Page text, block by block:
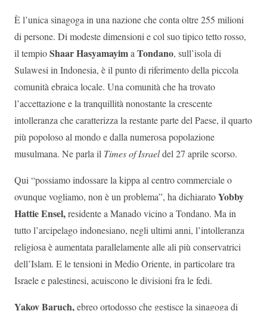
È l’unica sinagoga in una nazione che conta oltre 255 milioni
di persone. Di modeste dimensioni e col suo tipico tetto rosso,
il tempioShaar Hasyamayima Tondano, sull’isola di
Sulawesi in Indonesia, è il punto di riferimento della piccola
comunità ebraica locale. Una comunità che ha trovato
l’accettazione e la tranquillità nonostante la crescente
intolleranza che caratterizza la restante parte del Paese, il quarto
più popoloso al mondo e dalla numerosa popolazione
musulmana. Ne parla il Times of Israeldel 27 aprile scorso.
Qui “possiamo indossare la kippa al centro commerciale o
ovunque vogliamo, non è un problema”, ha dichiaratoYobby
Hattie Ensel,residente a Manado vicino a Tondano. Ma in
tutto l’arcipelago indonesiano, negli ultimi anni, l’intolleranza
religiosa è aumentata parallelamente alle ali più conservatrici
dell’Islam. E le tensioni in Medio Oriente, in particolare tra
Israele e palestinesi, acuiscono le divisioni fra le fedi.
Yakov Baruch,ebreo ortodosso che gestisce la sinagoga di